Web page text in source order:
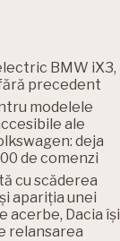
BMW iX3,
precedent
modelele
ale
deja
de comenzi
cu scăderea
apariția unei
acerbe, Dacia își
relansarea